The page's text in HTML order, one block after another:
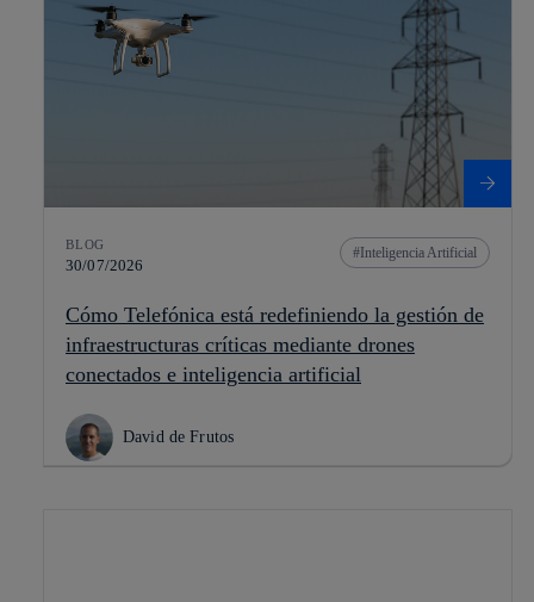
BLOG
30/07/2026
Inteligencia Artificial
Cómo Telefónica está redefiniendo la gestión de
infraestructuras críticas mediante drones
conectados e inteligencia artificial
David de Frutos